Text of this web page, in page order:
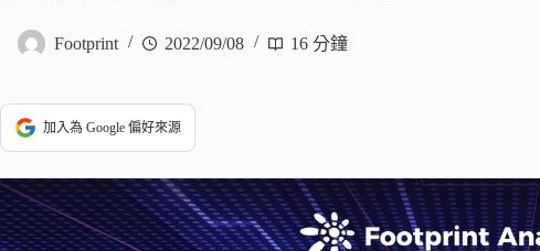
Footprint 2022/09/08 16 分鐘
加入為 Google 偏好來源